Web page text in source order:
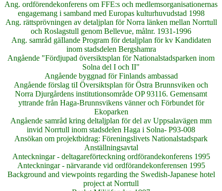
Ang. ordförendekonferens om FFE:s och medlemsorganisationernas
engagemang i samband med Europas kulturhuvudstad 1998
Ang. rättsprövningen av detaljplan för Norra länken mellan Norrtull
och Roslagstull genom Bellevue, målnr. 1931-1996
Ang. samråd gäIlande Program för detaljplan för kv Kandidaten
inom stadsdelen Bergshamra
Angående "Fördjupad översiktsplan för Nationalstadsparken inom
Solna del I och II"
Angående byggnad för Finlands ambassad
Angående förslag tiI Översiktsplan för Östra Brunnsviken och
Norra Djurgårdens institutionsområde OP 93116. Gemensamt
yttrande från Haga-Brunnsvikens vänner och Förbundet för
Ekoparken
Angående samråd kring deltaljplan för del av Uppsalavägen mm
invid Norrtull inom stadsdelen Haga i Solna- P93-008
Ansökan om projektbidrag: Föreningslivets Nationalstadspark
Anställningsavtal
Anteckningar - deltagareförteckning ordförandekonferens 1995
Anteckningar - närvarande vid ordförandekonferensen 1995
Background and viewpoints regarding the Swedish-Japanese hotel
project at Norrtull